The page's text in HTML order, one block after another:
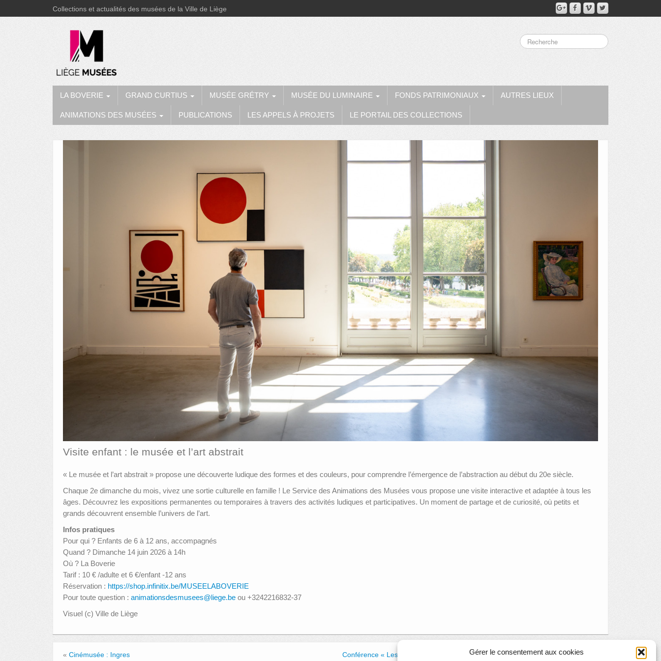
Gérer le consentement aux cookies
Collections et actualités des musées de la Ville de Liège
LA BOVERIE GRAND CURTIUS MUSÉE GRÉTRY MUSÉE DU LUMINAIRE FONDS PATRIMONIAUX AUTRES LIEUX
ANIMATIONS DES MUSÉES PUBLICATIONS LES APPELS À PROJETS LE PORTAIL DES COLLECTIONS
Visite enfant : le musée et l’art abstrait
« Le musée et l’art abstrait » propose une découverte ludique des formes et des couleurs, pour comprendre l’émergence de l’abstraction au début du 20e siècle.
Chaque 2e dimanche du mois, vivez une sortie culturelle en famille ! Le Service des Animations des Musées vous propose une visite interactive et adaptée à tous les
âges. Découvrez les expositions permanentes ou temporaires à travers des activités ludiques et participatives. Un moment de partage et de curiosité, où petits et
grands découvrent ensemble l’univers de l’art.
Infos pratiques
Pour qui ? Enfants de 6 à 12 ans, accompagnés
Quand ? Dimanche 14 juin 2026 à 14h
Où ? La Boverie
Tarif : 10 € /adulte et 6 €/enfant -12 ans
Réservation : https://shop.infinitix.be/MUSEELABOVERIE
Pour toute question : animationsdesmusees@liege.be ou +3242216832-37
Visuel (c) Ville de Liège
« Cinémusée : Ingres
Conférence « Les pistolets Lancaster quadricanons, armes de la dernière chance,